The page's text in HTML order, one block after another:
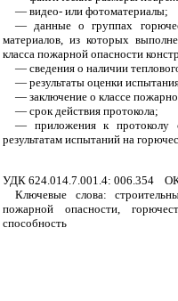
— видео- или фотоматериалы;
— данные о группах
материалов, из которых
класса пожарной опасности
— сведения о наличии
— результаты оценки
— заключение о классе
— срок действия протокола;
— приложения к протоколу
результатам испытаний на
УДК 624.014.7.001.4: 006.354
Ключевые слова:
пожарной опасности,
способность